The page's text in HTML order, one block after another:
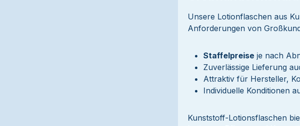
Unsere Lotionflaschen aus
Anforderungen von
Staffelpreise je nach
Zuverlässige Lieferung
Attraktiv für Hersteller,
Individuelle Konditionen
Kunststoff-Lotionsflaschen